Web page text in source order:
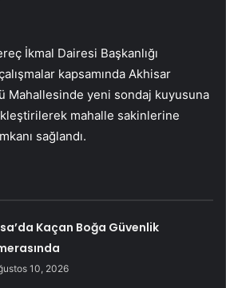
İkmal Dairesi Başkanlığı
kapsamında Akhisar
Mahallesinde yeni sondaj kuyusuna
mahalle sakinlerine
sağlandı.
Kaçan Boğa Güvenlik
10, 2026